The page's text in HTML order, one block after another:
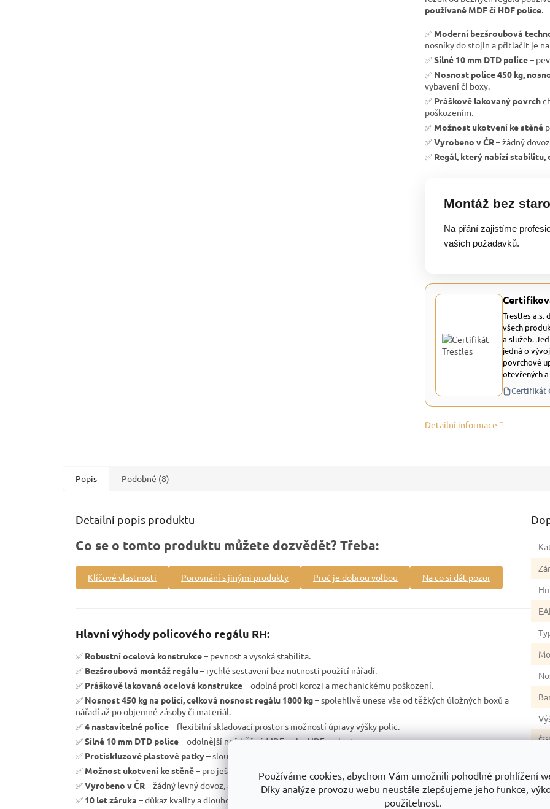
Používáme cookies, abychom Vám umožnili pohodlné prohlížení
Díky analýze provozu webu neustále zlepšujeme jeho funkce,
použitelnost.
používané MDF či HDF police.
✅ Moderní bezšroubová
nosníky do stojin a přitlačit je
✅Silné 10 mm DTD police–
✅ Nosnost police 450 kg,
vybavení či boxy.
✅ Práškově lakovaný povrch
poškozením.
✅ Možnost ukotvení ke stěně
✅Vyrobeno v ČR– žádný
✅ Regál, který nabízí
Montáž bez
Na přání zajistíme
vašich požadavků.
Trestles a.s.
všech
a služeb.
jedná o
povrchově
otevřených
Certifikát
Detailní informace
Popis Podobné (8)
Detailní popis produktu
Co se o tomto produktu můžete dozvědět? Třeba:
Klíčové vlastnosti Porovnání s jinými produkty Proč je dobrou volbou Na co si dát pozor
Hlavní výhody policového regálu RH:
✅ Robustní ocelová konstrukce– pevnost a vysoká stabilita.
✅ Bezšroubová montáž regálu– rychlé sestavení bez nutnosti použití nářadí.
✅ Práškově lakovaná ocelová konstrukce– odolná proti korozi a mechanickému poškození.
✅ Nosnost 450 kg na polici, celková nosnost regálu 1800 kg– spolehlivě unese vše od těžkých úložných boxů a
nářadí až po objemné zásoby či materiál.
✅4 nastavitelné police– flexibilní skladovací prostor s možností úpravy výšky polic.
✅Silné 10 mm DTD police– odolnější než běžné MDF nebo HDF varianty.
✅ Protiskluzové plastové patky– slouží k ochraně podlahy před poškozením.
✅ Možnost ukotvení ke stěně– pro ještě větší bezpečnost.
✅Vyrobeno v ČR– žádný levný dovoz, ale podpora české výroby.
✅ 10 let záruka – důkaz kvality a dlouhodobé odolnosti.